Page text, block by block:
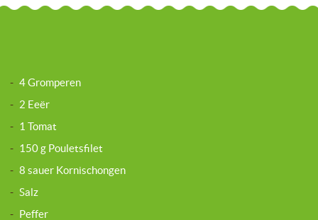
- 4 Gromperen
- 2 Eeër
- 1 Tomat
- 150 g Pouletsfilet
- 8 sauer Kornischongen
- Salz
- Peffer